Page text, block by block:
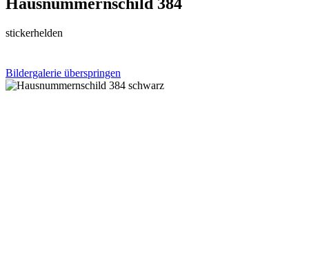
stickerhelden
Bildergalerie überspringen